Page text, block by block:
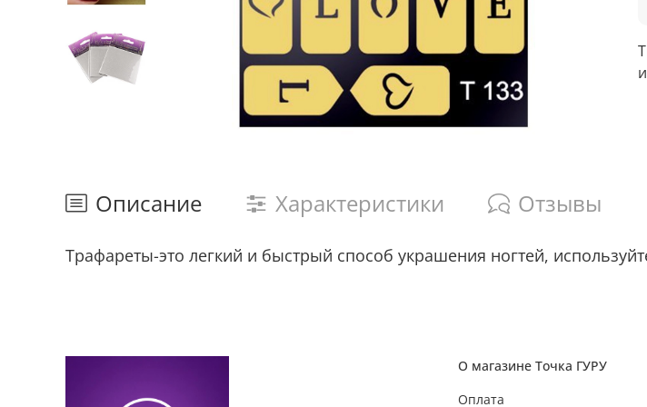
Описание Характеристики Отзывы
Трафареты-это легкий и быстрый способ украшения ногтей,
О магазине Точка ГУРУ
Оплата